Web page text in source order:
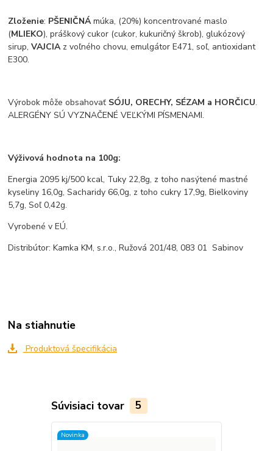
Zloženie: PŠENIČNÁmúka, (20%) koncentrované maslo
(MLIEKO), práškový cukor (cukor, kukuričný škrob), glukózový
sirup,VAJCIA z voľného chovu, emulgátor E471, soľ, antioxidant
E300.
Výrobok môže obsahovať SÓJU, ORECHY, SÉZAM a HORČICU.
ALERGÉNY SÚ VYZNAČENÉ VEĽKÝMI PÍSMENAMI.
Výživová hodnota na 100g:
Energia 2095 kj/500 kcal, Tuky 22,8g, z toho nasýtené mastné
kyseliny 16,0g, Sacharidy 66,0g, z toho cukry 17,9g, Bielkoviny
5,7g, Soľ 0,42g.
Vyrobené v EÚ.
Distribútor: Kamka KM, s.r.o., Ružová 201/48, 083 01 Sabinov
Na stiahnutie
Produktová špecifikácia
Súvisiaci tovar 5
Novinka